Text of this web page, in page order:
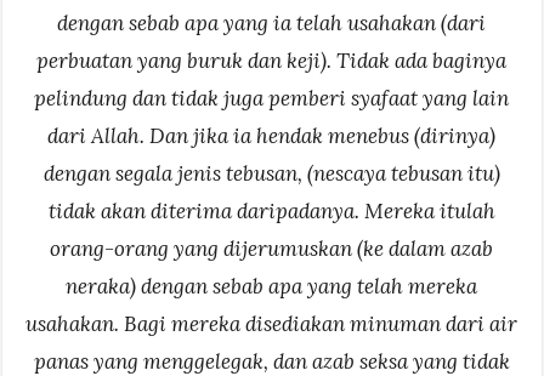
dengan sebab apa yang ia telah usahakan (dari
perbuatan yang buruk dan keji). Tidak ada baginya
pelindung dan tidak juga pemberi syafaat yang lain
dari Allah. Dan jika ia hendak menebus (dirinya)
dengan segala jenis tebusan, (nescaya tebusan itu)
tidak akan diterima daripadanya. Mereka itulah
orang-orang yang dijerumuskan (ke dalam azab
neraka) dengan sebab apa yang telah mereka
usahakan. Bagi mereka disediakan minuman dari air
panas yang menggelegak, dan azab seksa yang tidak